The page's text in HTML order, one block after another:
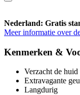
Nederland: Gratis
Meer informatie over
Kenmerken &
Verzacht de huid
Extravagante
Langdurig